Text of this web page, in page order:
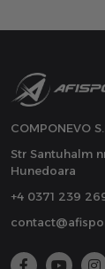
COMPONEVO
Str Santuhalm
Hunedoara
+4 0371 239